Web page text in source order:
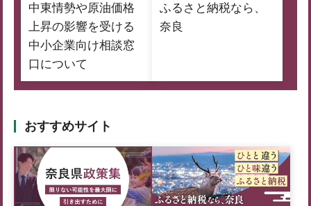
中東情勢や原油価格
上昇の影響を受ける
中小企業向け相談窓
口について
ふるさと納税なら、
奈良
おすすめサイト